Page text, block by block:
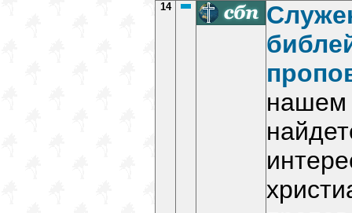
14
нашем